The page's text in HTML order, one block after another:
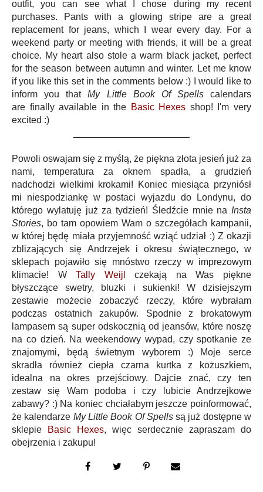
outfit, you can see what I chose during my recent
purchases. Pants with a glowing stripe are a great
replacement for jeans, which I wear every day. For a
weekend party or meeting with friends, it will be a great
choice. My heart also stole a warm black jacket, perfect
for the season between autumn and winter. Let me know
if you like this set in the comments below :) I would like to
inform you thatMy Little Book Of Spellscalendars
are finally available in the Basic Hexes shop! I'm very
excited :)
Powoli oswajam się z myślą, że piękna złota jesień już za
nami, temperatura za oknem spadła, a grudzień
nadchodzi wielkimi krokami! Koniec miesiąca przyniósł
mi niespodziankę w postaci wyjazdu do Londynu, do
którego wylatuję już za tydzień! Śledźcie mnie na Insta
Stories, bo tam opowiem Wam o szczegółach kampanii,
w której będę miała przyjemność wziąć udział :) Z okazji
zblizających się Andrzejek i okresu świątecznego, w
sklepach pojawiło się mnóstwo rzeczy w imprezowym
klimacie! WTally Weijl
czekają na Was piękne
błyszczące swetry, bluzki i sukienki! W dzisiejszym
zestawie możecie zobaczyć rzeczy, które wybrałam
podczas ostatnich zakupów. Spodnie z brokatowym
lampasem są super odskocznią od jeansów, które noszę
na co dzień. Na weekendowy wypad, czy spotkanie ze
znajomymi, będą świetnym wyborem :) Moje serce
skradła również ciepła czarna kurtka z kożuszkiem,
idealna na okres przejściowy. Dajcie znać, czy ten
zestaw się Wam podoba i czy lubicie Andrzejkowe
zabawy? :) Na koniec chciałabym jeszcze poinformować,
że kalendarze My Little Book Of Spellssą już dostępne w
sklepie
Basic Hexes, więc serdecznie zapraszam do
obejrzenia i zakupu!